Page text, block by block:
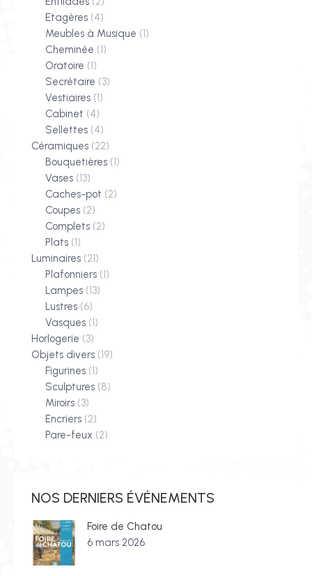
Etagères (4)
Meubles à Musique (1)
Cheminée (1)
Oratoire (1)
Secrétaire (3)
Vestiaires (1)
Cabinet (4)
Sellettes (4)
Céramiques (22)
Bouquetières (1)
Vases (13)
Caches-pot (2)
Coupes (2)
Complets (2)
Plats (1)
Luminaires (21)
Plafonniers (1)
Lampes (13)
Lustres (6)
Vasques (1)
Horlogerie (3)
Objets divers (19)
Figurines (1)
Sculptures (8)
Miroirs (3)
Encriers (2)
Pare-feux (2)
NOS DERNIERS ÉVÉNEMENTS
Foire de Chatou
6 mars 2026